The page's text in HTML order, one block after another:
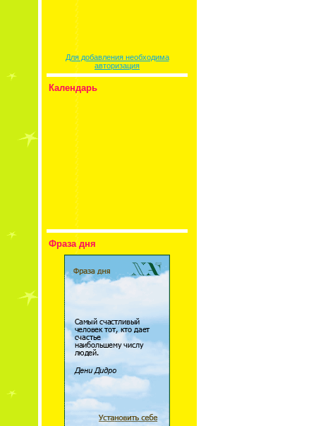
Для добавления необходима
авторизация
Календарь
Фраза дня